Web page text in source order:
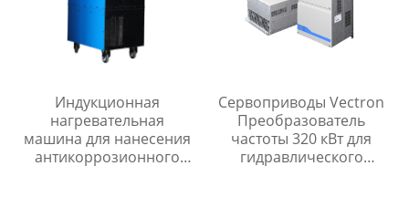
Индукционная
нагревательная
машина для нанесения
антикоррозионного
Сервоприводы Vectron
Преобразователь
частоты 320 кВт для
гидравлического